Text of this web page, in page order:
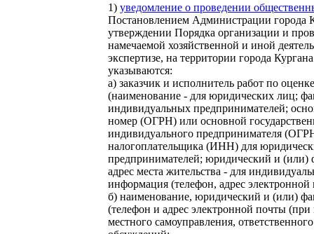
1) уведомление о проведении
Постановлением Администрации города
утверждении Порядка организации и
намечаемой хозяйственной и иной
экспертизе, на территории города
указываются:
а) заказчик и исполнитель работ по
(наименование - для юридических лиц;
индивидуальных предпринимателей;
номер (ОГРН) или основной
индивидуального предпринимателя
налогоплательщика (ИНН) для
предпринимателей; юридический и (или)
адрес места жительства - для
информация (телефон, адрес
б) наименование, юридический и (или)
(телефон и адрес электронной почты
местного самоуправления,